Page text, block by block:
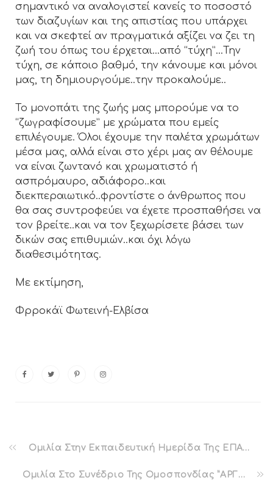
σημαντικό να αναλογιστεί κανείς το ποσοστό
των διαζυγίων και της απιστίας που υπάρχει
και να σκεφτεί αν πραγματικά αξίζει να ζει τη
ζωή του όπως του έρχεται…από “τύχη”…Την
τύχη, σε κάποιο βαθμό, την κάνουμε και μόνοι
μας, τη δημιουργούμε..την προκαλούμε..
Το μονοπάτι της ζωής μας μπορούμε να το
“ζωγραφίσουμε” με χρώματα που εμείς
επιλέγουμε. Όλοι έχουμε την παλέτα χρωμάτων
μέσα μας, αλλά είναι στο χέρι μας αν θέλουμε
να είναι ζωντανό και χρωματιστό ή
ασπρόμαυρο, αδιάφορο..και
διεκπεραιωτικό..φροντίστε ο άνθρωπος που
θα σας συντροφεύει να έχετε προσπαθήσει να
τον βρείτε..και να τον ξεχωρίσετε βάσει των
δικών σας επιθυμιών..και όχι λόγω
διαθεσιμότητας.
Με εκτίμηση,
Φρροκάϊ Φωτεινή-Ελβίσα
Ομιλία Στην Εκπαιδευτική Ημερίδα Της ΕΠΑΨΥ Στα Πλαίσια Της ΚΜΨΥ Χίου
Ομιλία Στο Συνέδριο Της Ομοσπονδίας ”ΑΡΓΩ” Στα πλαίσια Της ΚΜΨΥ Χίου